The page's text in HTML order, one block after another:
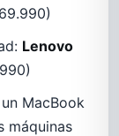
Lenovo
MacBook
máquinas